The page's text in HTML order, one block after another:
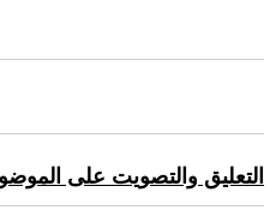
التعليق والتصويت على